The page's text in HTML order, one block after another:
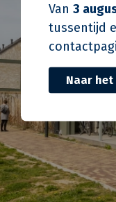
Van 3
tussentijd
Naar